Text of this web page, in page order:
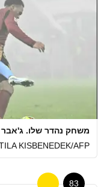
משחק נהדר שלו. ג'אבר
KISBENEDEK/AFP
83